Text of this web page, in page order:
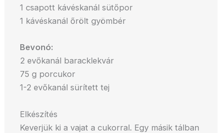
1 csapott kávéskanál sütőpor
1 kávéskanál őrölt gyömbér
Bevonó:
2 evőkanál baracklekvár
75 g porcukor
1-2 evőkanál sürített tej
Elkészítés
Keverjük ki a vajat a cukorral. Egy másik tálban